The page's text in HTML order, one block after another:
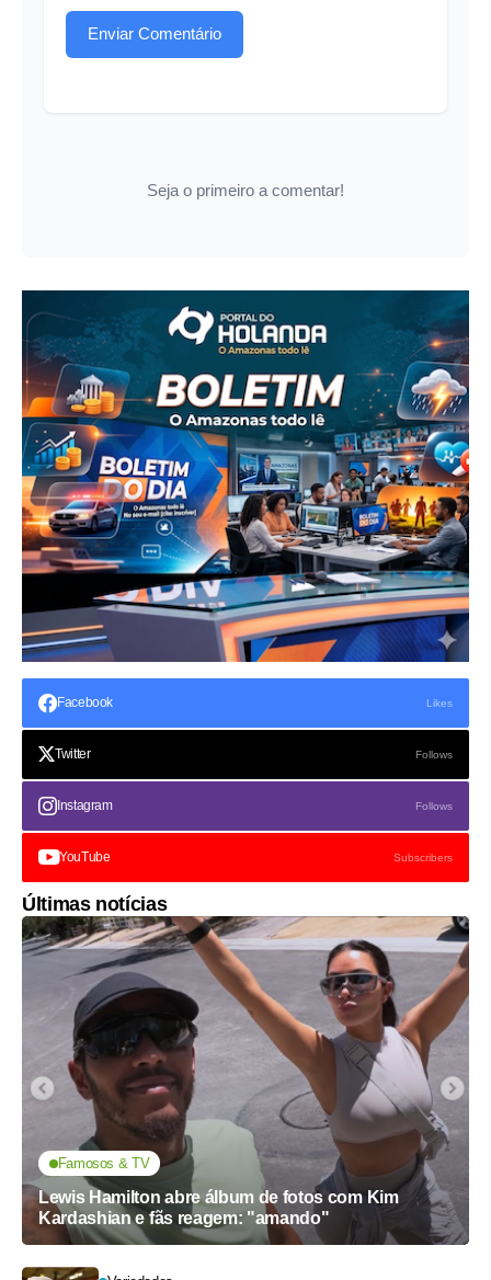
Enviar Comentário
Seja o primeiro a comentar!
Facebook Likes
Twitter Follows
Instagram Follows
YouTube Subscribers
Últimas notícias
Famosos & TV
Lewis Hamilton abre álbum de fotos com Kim
Kardashian e fãs reagem: "amando"